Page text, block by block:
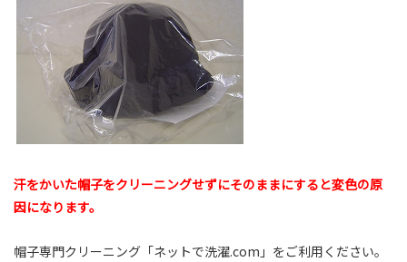
汗をかいた帽子をクリーニングせずにそのままにすると変色の原
因になります。
帽子専門クリーニング「ネットで洗濯.com」をご利用ください。